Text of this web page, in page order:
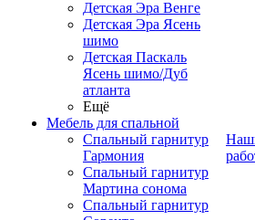
Детская Эра Венге
Детская Эра Ясень
шимо
Детская Паскаль
Ясень шимо/Дуб
атланта
Ещё
Мебель для спальной
Спальный гарнитур
Гармония
Спальный гарнитур
Мартина сонома
Спальный гарнитур